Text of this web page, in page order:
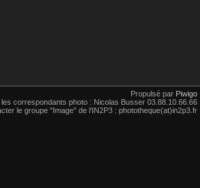
Propulsé par Piwigo
les correspondants photo : Nicolas Busser 03.88.10.66.66
le groupe "Image" de l'IN2P3 : phototheque(at)in2p3.fr